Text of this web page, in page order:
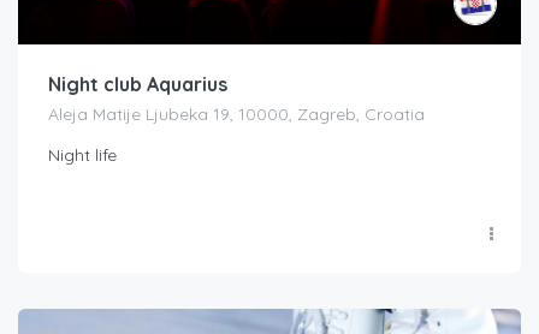
Night club Aquarius
Aleja Matije Ljubeka 19, 10000, Zagreb, Croatia
Night life